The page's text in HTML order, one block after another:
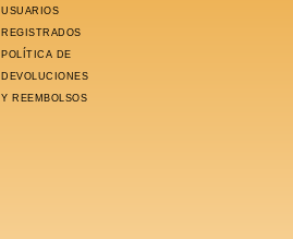
USUARIOS
REGISTRADOS
POLÍTICA DE
DEVOLUCIONES
Y REEMBOLSOS